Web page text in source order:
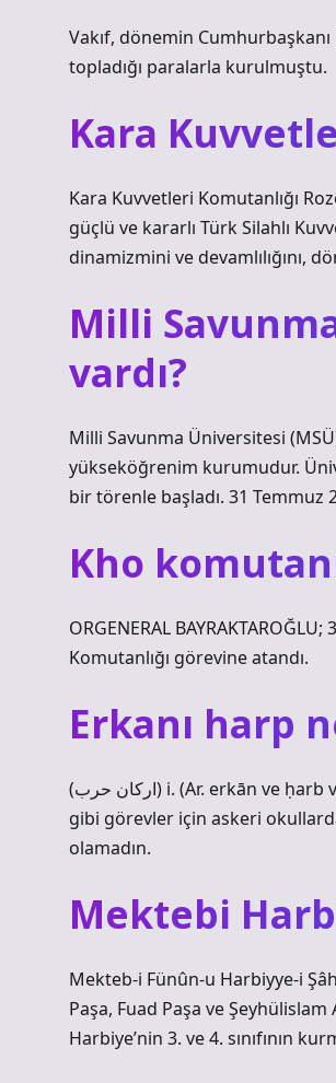
Vakıf, dönemin
topladığı paralarla kurulmuştu.
Kara
Kara Kuvvetleri Komutanlığı
güçlü ve kararlı Türk Silahlı
dinamizmini ve devamlılığını,
Milli
vardı?
Milli Savunma Üniversitesi
yükseköğrenim kurumudur.
bir törenle başladı. 31 Temmuz
Kho
ORGENERAL
Komutanlığı görevine atandı.
Erkanı harp
(ﺍﺭﻛﺎﻥ ﺣﺮﺏ) i. (Ar. erkān ve ḥarb ve erkān-ı ḥarb) Ordu birliklerini savaşa hazırlamak ve savaşta komuta etmek
gibi görevler için askeri
olamadın.
Mektebi
Mekteb-i Fünûn-u Harbiyye-i
Paşa, Fuad Paşa ve
Harbiye’nin 3. ve 4. sınıfının